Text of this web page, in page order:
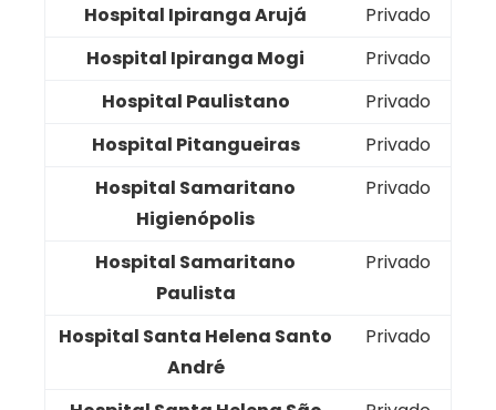
Hospital Ipiranga Arujá
Privado
Hospital Ipiranga Mogi
Privado
Hospital Paulistano
Privado
Hospital Pitangueiras
Privado
Hospital Samaritano
Higienópolis
Privado
Hospital Samaritano
Paulista
Privado
Hospital Santa Helena Santo
André
Privado